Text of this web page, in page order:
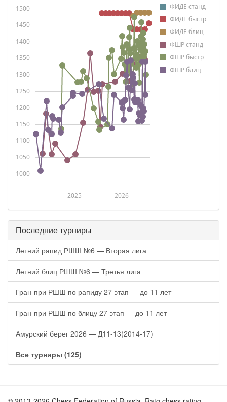
ФИДЕ станд
ФИДЕ быстр
ФИДЕ блиц
ФШР станд
ФШР быстр
ФШР блиц
2025 2026
1000
1050
1100
1150
1200
1250
1300
1350
1400
1450
1500
Последние турниры
Летний рапид РШШ №6 — Вторая лига
Летний блиц РШШ №6 — Третья лига
Гран-при РШШ по рапиду 27 этап — до 11 лет
Гран-при РШШ по блицу 27 этап — до 11 лет
Амурский берег 2026 — Д11-13(2014-17)
Все турниры (125)